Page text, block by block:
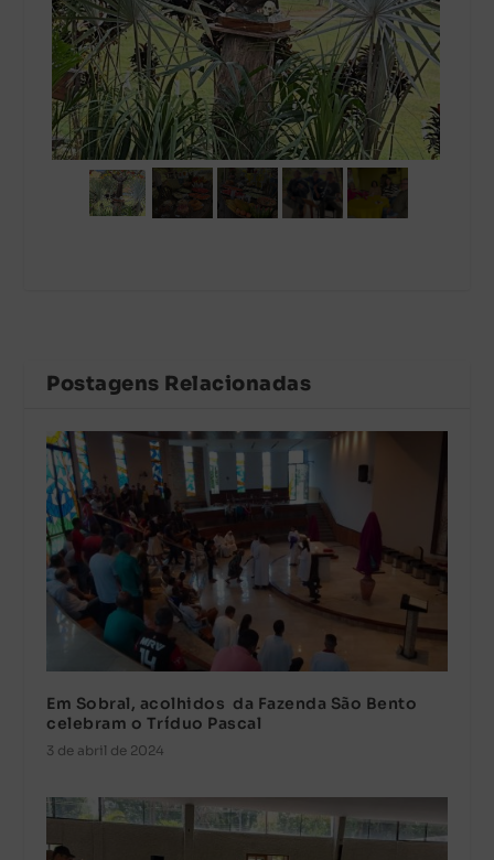
Postagens Relacionadas
Em Sobral, acolhidos da Fazenda São Bento
celebram o Tríduo Pascal
3 de abril de 2024